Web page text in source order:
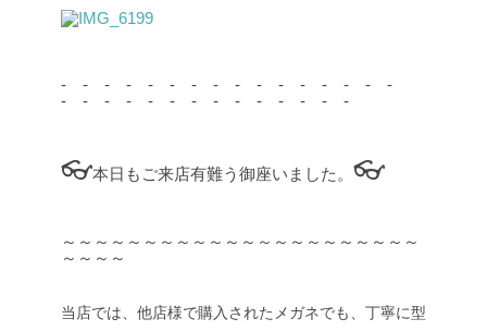
- - - - - - - - - - - - - - - -
- - - - - - - - - - - - - -
👓本日もご来店有難う御座いました。 👓
～～～～～～～～～～～～～～～～～～～～～～
～～～～
当店では、他店様で購入されたメガネでも、丁寧に型